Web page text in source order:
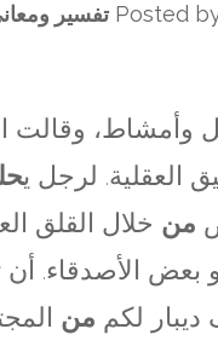
Posted تفسير
وأمشاط،
العقلية. لرجل ي
من خلال القلق
بعض الأصدقاء.
لكم من